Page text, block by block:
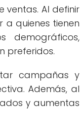
Al definir
a quienes tienen
demográficos,
preferidos.
campañas y
Además, al
y aumentas